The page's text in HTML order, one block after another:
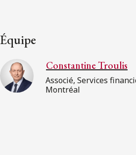
Équipe
Constantine Troulis
Associé, Services
Montréal